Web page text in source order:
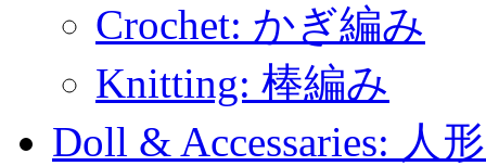
Crochet: かぎ編み
Knitting: 棒編み
Doll & Accessaries: 人